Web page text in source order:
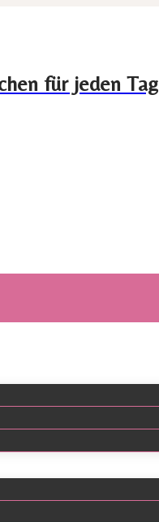
für jeden Tag